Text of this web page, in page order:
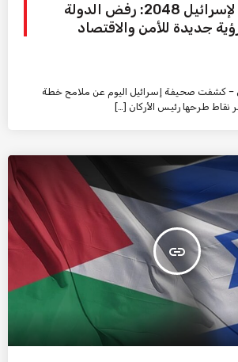
خطة آيزنكوت لإسرائيل 2048: رفض الدولة
جديدة للأمن والاقتصاد
– كشفت صحيفة إسرائيل اليوم عن ملامح خطة
طرحها رئيس الأركان […]
insert_link